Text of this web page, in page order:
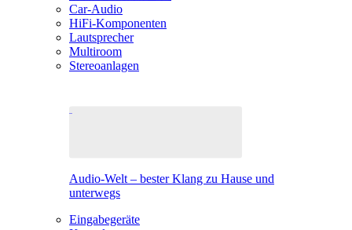
Car-Audio
HiFi-Komponenten
Lautsprecher
Multiroom
Stereoanlagen
Audio-Welt – bester Klang zu Hause und
unterwegs
Eingabegeräte